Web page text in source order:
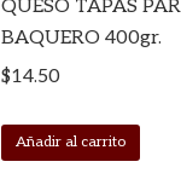
QUESO TAPAS
BAQUERO 400gr.
$14.50
Añadir al carrito